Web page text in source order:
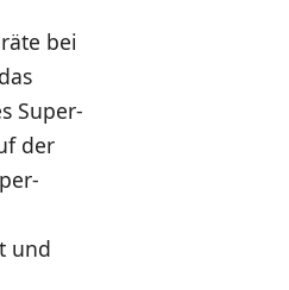
bei
Super-
der
und